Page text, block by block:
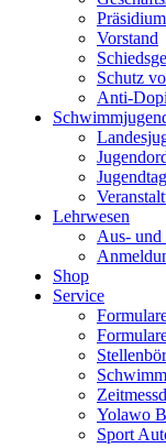
Präsidium
Vorstand
Schutz
Anti-
Lehrwesen
Aus-
Shop
Service
Yolawo
Sport